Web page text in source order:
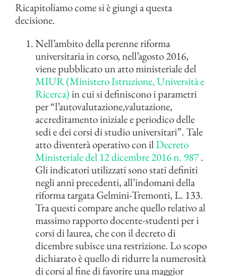
Ricapitoliamo come si è giungi a questa
decisione.
Nell’ambito della perenne riforma
universitaria in corso, nell’agosto 2016,
viene pubblicato un atto ministeriale del
MIUR (Ministero Istruzione, Università e
Ricerca)in cui si definiscono i parametri
per “l’autovalutazione,valutazione,
accreditamento iniziale e periodico delle
sedi e dei corsi di studio universitari”. Tale
atto diventerà operativo con ilDecreto
Ministeriale del 12 dicembre 2016 n. 987.
Gli indicatori utilizzati sono stati definiti
negli anni precedenti, all’indomani della
riforma targata Gelmini-Tremonti, L. 133.
Tra questi compare anche quello relativo al
massimo rapporto docente-studenti per i
corsi di laurea, che con il decreto di
dicembre subisce una restrizione. Lo scopo
dichiarato è quello di ridurre la numerosità
di corsi al fine di favorire una maggior